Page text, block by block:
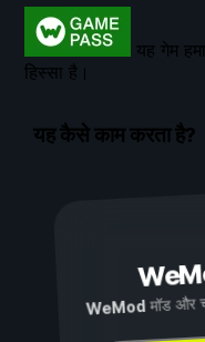
यह गेम
हिस्सा है।
यह कैसे काम करता है?
WeMod मॉड और